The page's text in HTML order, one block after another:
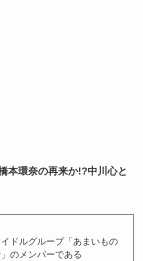
本環奈の再来か!?中川心と
ドルグループ「あまいもの
のメンバーである